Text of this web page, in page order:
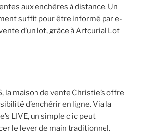
aux enchères à distance. Un
suffit pour être informé par e-
d’un lot, grâce à Artcurial Lot
la maison de vente Christie’s offre
d’enchérir en ligne. Via la
LIVE, un simple clic peut
le lever de main traditionnel.